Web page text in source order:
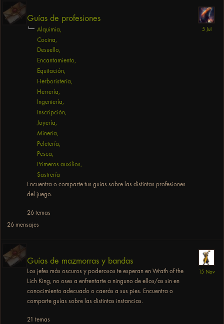
Guías de profesiones
Alquimia
Cocina
Desuello
Encantamiento
Equitación
Herboristería
Herrería
Ingeniería
Inscripción
Joyería
Minería
Peletería
Pesca
Primeros auxilios
Sastrería
Encuentra o comparte tus guías sobre las distintas profesiones
del juego.
26 temas
26 mensajes
Guías de mazmorras y bandas
Los jefes más oscuros y poderosos te esperan en Wrath of the
Lich King, no oses a enfrentarte a ninguno de ellos/as sin en
conocimiento adecuado o caerás a sus pies. Encuentra o
comparte guías sobre las distintas instancias.
21 temas